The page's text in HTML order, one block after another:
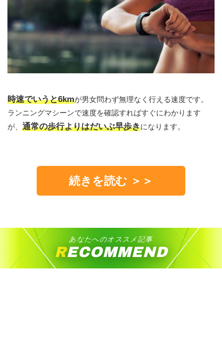
時速でいうと6kmが男女問わず無理なく行える速度です。
ランニングマシーンで速度を確認すればすぐにわかります
が、 通常の歩行よりはだいぶ早歩きになります。
続きを読む ＞＞
あなたへのオススメ記事
RECOMMEND